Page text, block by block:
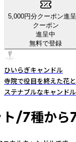
5,000円分クーポン進
クーポン
進呈中
無料で登録
ひいらぎキャンドル
寺院で役目を終えた花
ステナブルなキャンドル
/7種か